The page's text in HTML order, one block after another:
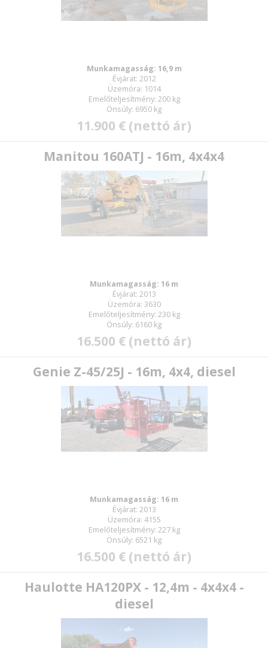
Munkamagasság: 16,9 m
Évjárat: 2012
Üzemóra: 1014
Emelőteljesítmény: 200 kg
Önsúly: 6950 kg
11.900 € (nettó ár)
Manitou 160ATJ - 16m, 4x4x4
Munkamagasság: 16 m
Évjárat: 2013
Üzemóra: 3630
Emelőteljesítmény: 230 kg
Önsúly: 6160 kg
16.500 € (nettó ár)
Genie Z-45/25J - 16m, 4x4, diesel
Munkamagasság: 16 m
Évjárat: 2013
Üzemóra: 4155
Emelőteljesítmény: 227 kg
Önsúly: 6521 kg
16.500 € (nettó ár)
Haulotte HA120PX - 12,4m - 4x4x4 -
diesel
Jelszó:
Új jelszó